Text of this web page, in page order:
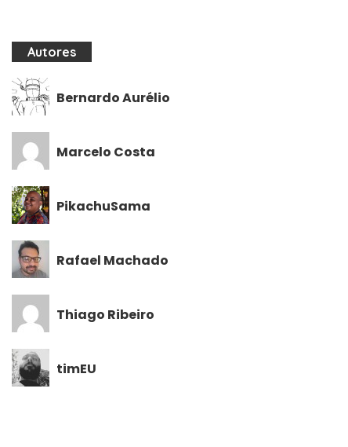
Autores
Bernardo Aurélio
Marcelo Costa
PikachuSama
Rafael Machado
Thiago Ribeiro
timEU